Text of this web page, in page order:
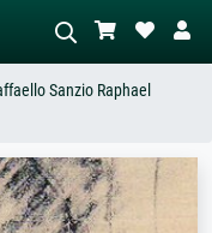
Sie die Szene – z.B. Grüne
mit viel Rot, Dunkles
Stehender Akt neben einem
Sanzio Raphael